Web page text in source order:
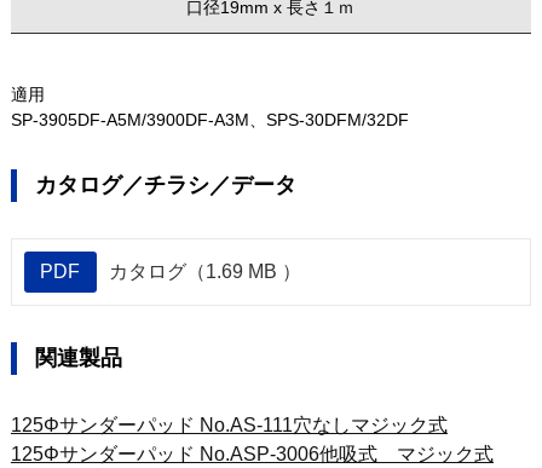
口径19mm x 長さ１ｍ
適用
SP-3905DF-A5M/3900DF-A3M、SPS-30DFM/32DF
カタログ／チラシ／データ
PDF カタログ（1.69 MB ）
関連製品
125Φサンダーパッド No.AS-111穴なしマジック式
125Φサンダーパッド No.ASP-3006他吸式 マジック式